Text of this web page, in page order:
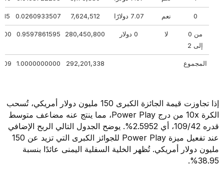
نعم 7.07 دولارًا 7,624,512
0.0260933507
من 0
إلى 2
280,450,800
0.9597861595
المجموع 292,201,338
1.0000000000
إذا تجاوزت قيمة الجائزة الكبرى 150 مليون دولار أمريكي، تُسحب
الكرة 10x من درج Power Play، مما ينتج عنه مضاعف متوسط
قدره 109/42، أي 2.5952%. يوضح الجدول التالي الربح الإضافي
عند تفعيل ميزة Power Play للجوائز الكبرى التي تزيد عن 150
مليون دولار أمريكي. تُظهر الخلية السفلية اليمنى عائدًا بنسبة
38.95%.